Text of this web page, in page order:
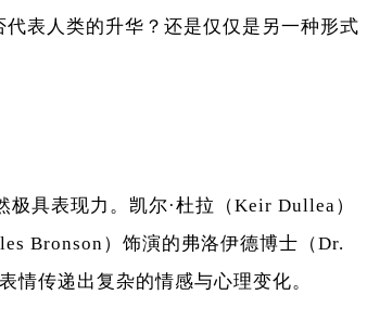
表人类的升华？还是仅仅是另一种形式
具表现力。凯尔·杜拉（Keir Dullea）
Bronson）饰演的弗洛伊德博士（Dr.
情传递出复杂的情感与心理变化。